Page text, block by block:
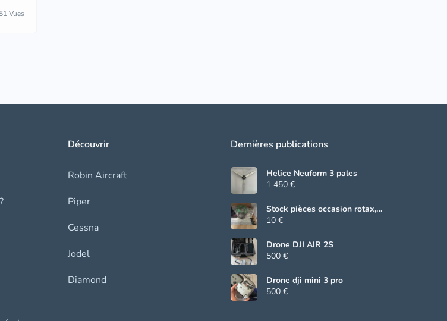
Vues
Découvrir
Robin Aircraft
Piper
Cessna
Jodel
Diamond
Dernières publications
Helice Neuform 3 pales
1 450 €
Stock pièces occasion rotax,
Beringer, grs
10 €
Drone DJI AIR 2S
500 €
Drone dji mini 3 pro
500 €